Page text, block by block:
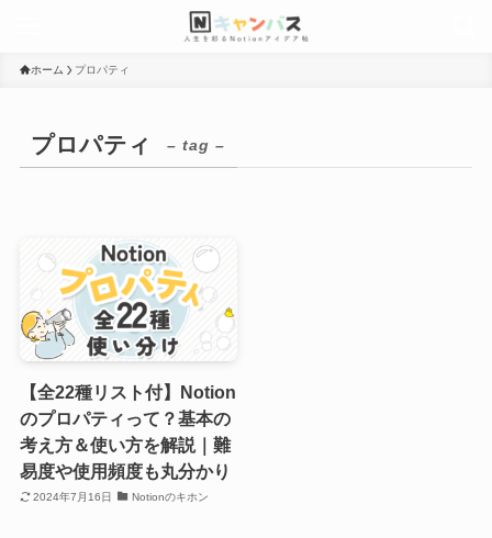
ホーム プロパティ
プロパティ – tag –
【全22種リスト付】Notion
のプロパティって？基本の
考え方＆使い方を解説｜難
易度や使用頻度も丸分かり
2024年7月16日 Notionのキホン